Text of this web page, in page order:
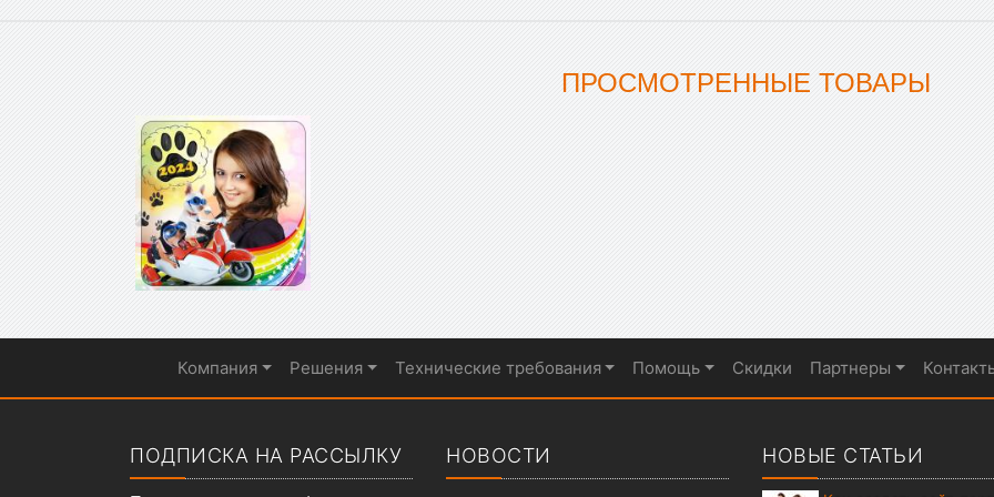
ПРОСМОТРЕННЫЕ ТОВАРЫ
Показать меню
Компания Решения Технические требования Помощь Скидки Партнеры
ПОДПИСКА НА РАССЫЛКУ НОВОСТИ НОВЫЕ СТАТЬИ